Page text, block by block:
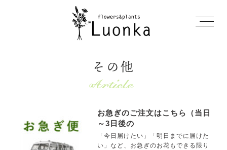
その他
お急ぎのご注文はこちら（当日
～3日後の
「今日届けたい」「明日までに届けた
い」など、お急ぎのお花もできる限り